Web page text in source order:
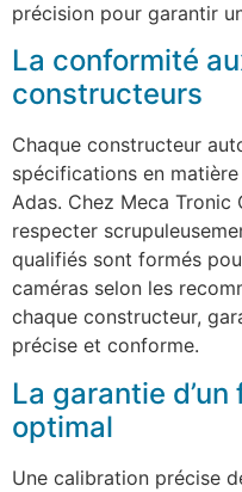
précision pour garantir
La conformité
constructeurs
Chaque constructeur
spécifications en
Adas. Chez Meca Tronic
respecter
qualifiés sont formés
caméras selon les
chaque constructeur,
précise et conforme.
La garantie
optimal
Une calibration précise